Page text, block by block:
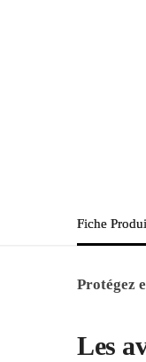
Fiche
Protégez
Les